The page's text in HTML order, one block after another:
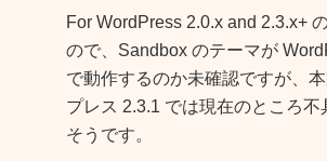
For WordPress 2.0.x and 2.3.x+
ので、Sandbox のテーマが
で動作するのか未確認ですが、
プレス 2.3.1 では現在のところ不
そうです。